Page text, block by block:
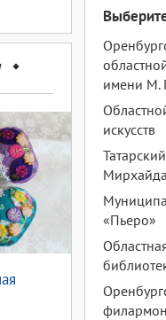
имени М.
искусств
«Пьеро»